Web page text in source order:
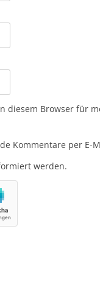
diesem Browser für
Kommentare per E-
werden.